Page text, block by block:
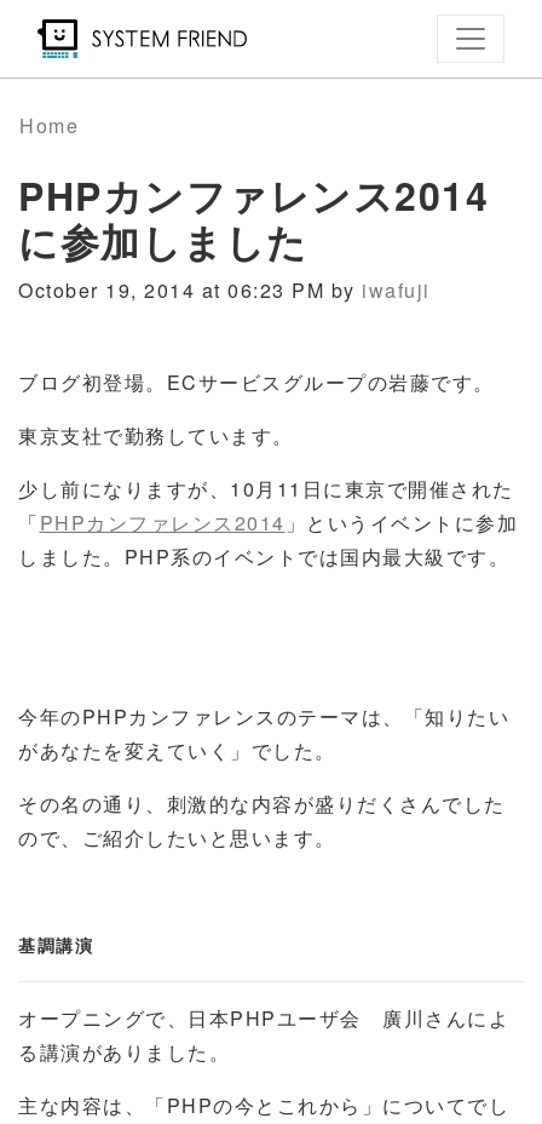
Skip
main
content
Home
PHPカンファレンス2014
に参加しました
October 19, 2014 at 06:23 PM by iwafuji
ブログ初登場。ECサービスグループの岩藤です。
東京支社で勤務しています。
少し前になりますが、10月11日に東京で開催された
「PHPカンファレンス2014 」というイベントに参加
しました。PHP系のイベントでは国内最大級です。
今年のPHPカンファレンスのテーマは、「知りたい
があなたを変えていく」でした。
その名の通り、刺激的な内容が盛りだくさんでした
ので、ご紹介したいと思います。
基調講演
オープニングで、日本PHPユーザ会 廣川さんによ
る講演がありました。
主な内容は、「PHPの今とこれから」についてでし